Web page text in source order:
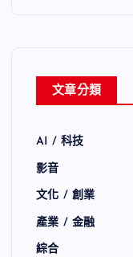
文章分類
AI / 科技
影音
文化 / 創業
產業 / 金融
綜合